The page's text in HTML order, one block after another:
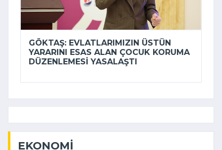
GÖKTAŞ: EVLATLARIMIZIN ÜSTÜN
YARARINI ESAS ALAN ÇOCUK KORUMA
DÜZENLEMESI YASALAŞTI
EKONOMI